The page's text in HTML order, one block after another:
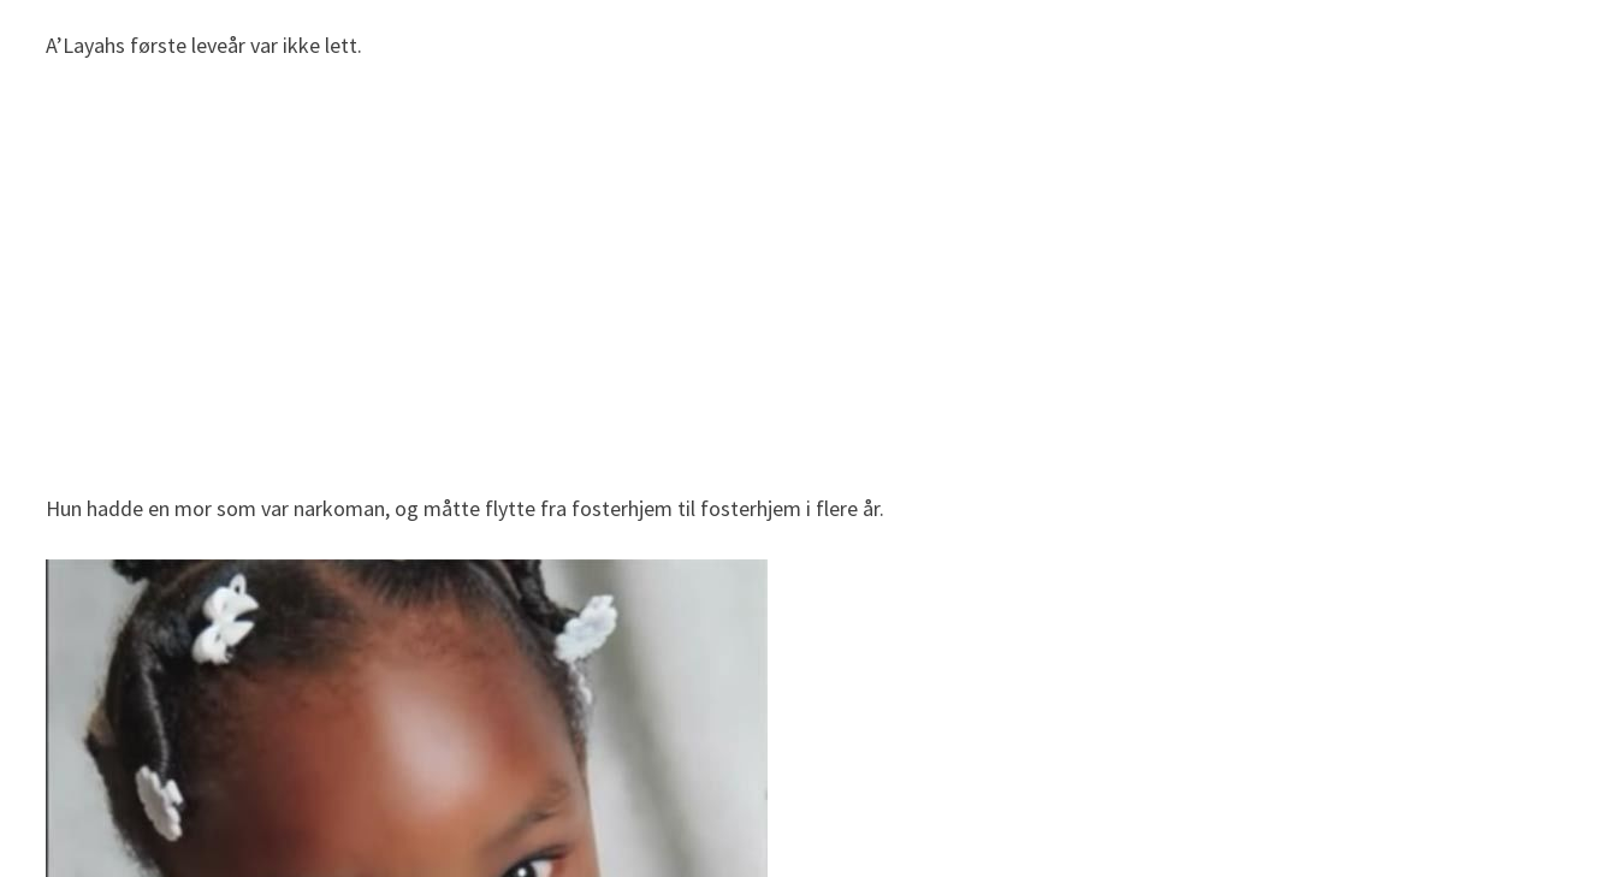
A’Layahs første leveår var ikke lett.
Hun hadde en mor som var narkoman, og måtte flytte fra fosterhjem til fosterhjem i flere år.